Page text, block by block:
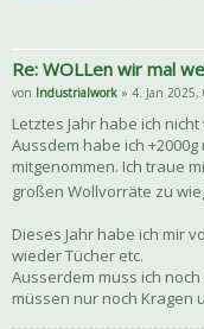
Re: WOLLen wir mal
von Industrialwork » 4. Jan 2025,
Letztes Jahr habe ich
Aussdem habe ich
mitgenommen. Ich traue
großen Wollvorräte zu
Dieses Jahr habe ich mir
wieder Tücher etc.
Ausserdem muss ich
müssen nur noch Kragen